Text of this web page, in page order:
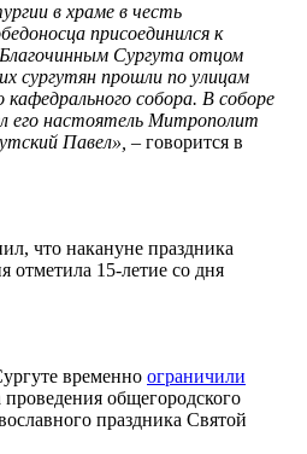
в храме в честь
присоединился к
Сургута отцом
сургутян прошли по улицам
собора. В соборе
его настоятель Митрополит
Павел», – говорится в
что накануне праздника
отметила 15-летие со дня
временно ограничили
общегородского
праздника Святой